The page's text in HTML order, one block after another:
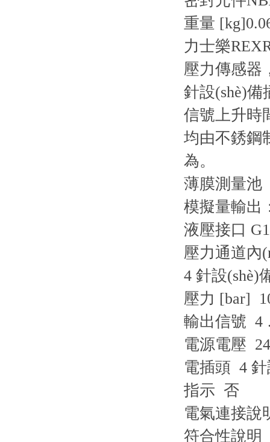
重量 [kg]
力士樂
壓力傳感器
針設(shè)
信號上升時
均由不銹
為。
薄膜測量池
模擬量輸出
液壓接口
壓力通道內
4 針設(shè)
壓力 [bar]
輸出信號 4
電源電壓
電插頭 4 針
指示 否
電氣連接說
符合性說明